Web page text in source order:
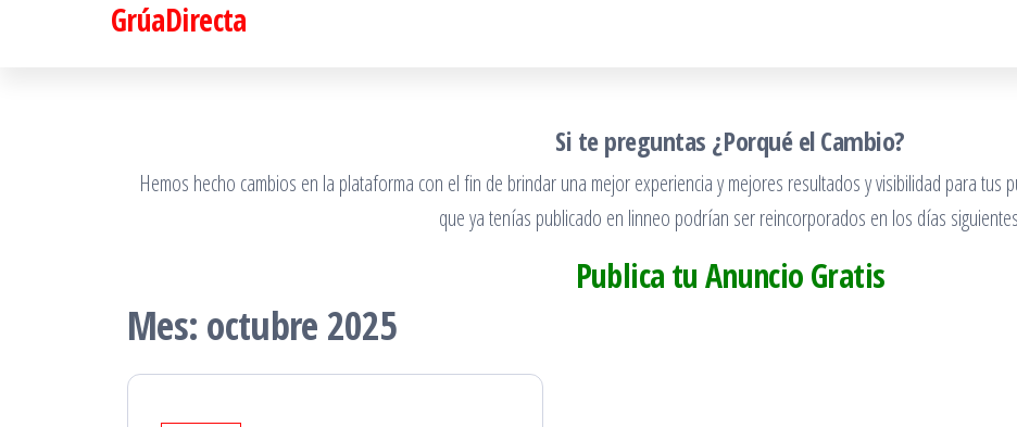
GrúaDirecta
Si te preguntas ¿Porqué el Cambio?
Hemos hecho cambios en la plataforma con el fin de brindar una mejor experiencia y mejores resultados y visibilidad para tus
que ya tenías publicado en linneo podrían ser reincorporados en los días
Publica tu Anuncio Gratis
Mes: octubre 2025